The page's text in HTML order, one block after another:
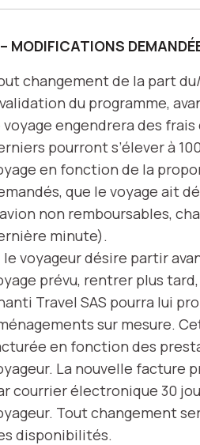
MODIFICATIONS
changement de la part
du programme,
voyage engendrera des
pourront s’élever à
en fonction de la
que le voyage ait
non remboursables,
minute).
le voyageur désire partir
prévu, rentrer plus
Travel SAS pourra lui
sur mesure.
en fonction des
La nouvelle facture
courrier électronique 30
Tout changement
disponibilités.